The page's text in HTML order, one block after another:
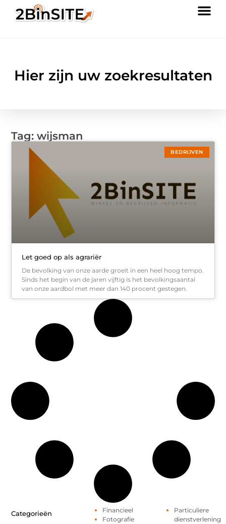
Hier zijn uw zoekresultaten
Tag: wijsman
BEDRIJVEN
Let goed op als agrariër
De bevolking van onze aarde groeit in een heel hoog tempo.
Sinds het begin van de jaren vijftig is het bevolkingsaantal
van onze aardbol met meer dan 140 procent gestegen.
Categorieën
Financieel
Fotografie
Particuliere
dienstverlening